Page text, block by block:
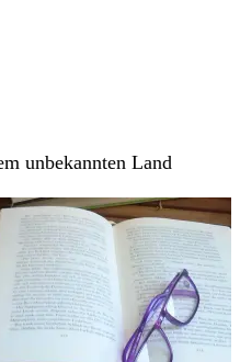
unbekannten Land